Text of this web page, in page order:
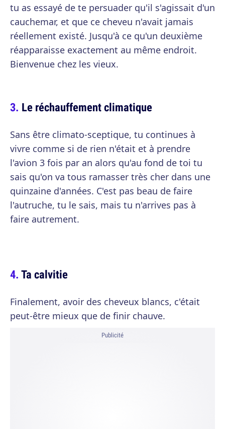
tu as essayé de te persuader qu'il s'agissait d'un
cauchemar, et que ce cheveu n'avait jamais
réellement existé. Jusqu'à ce qu'un deuxième
réapparaisse exactement au même endroit.
Bienvenue chez les vieux.
Le réchauffement climatique
Sans être climato-sceptique, tu continues à
vivre comme si de rien n'était et à prendre
l'avion 3 fois par an alors qu'au fond de toi tu
sais qu'on va tous ramasser très cher dans une
quinzaine d'années. C'est pas beau de faire
l'autruche, tu le sais, mais tu n'arrives pas à
faire autrement.
Ta calvitie
Finalement, avoir des cheveux blancs, c'était
peut-être mieux que de finir chauve.
Publicité